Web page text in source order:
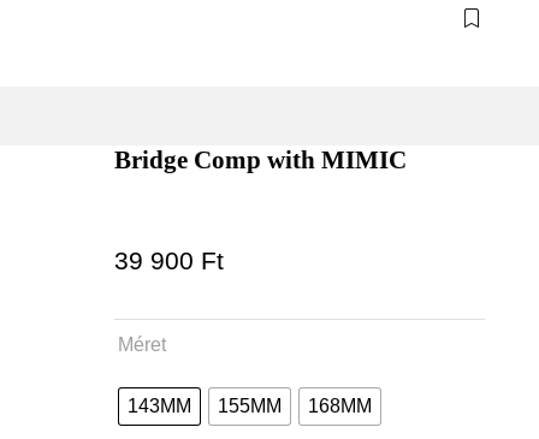
Bridge Comp with MIMIC
39 900 Ft
Méret
143MM 155MM 168MM